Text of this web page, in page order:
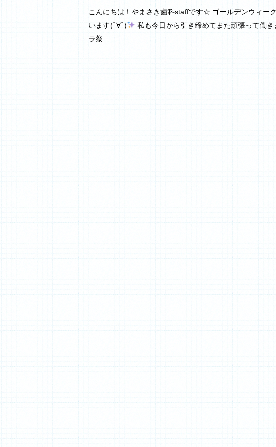
こんにちは！やまさき歯科staffです☆ ゴールデンウィー
います(ﾟ∀ﾟ)
私も今日から引き締めてまた頑張って働き
ラ祭 …